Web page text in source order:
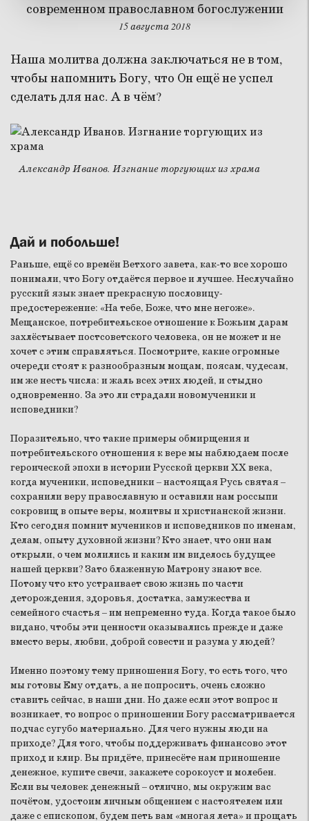
современном православном богослужении
15 августа 2018
Наша молитва должна заключаться не в том,
чтобы напомнить Богу, что Он ещё не успел
сделать для нас. А в чём?
Александр Иванов. Изгнание торгующих из храма
Дай и побольше!
Раньше, ещё со времён Ветхого завета, как-то все хорошо
понимали, что Богу отдаётся первое и лучшее. Неслучайно
русский язык знает прекрасную пословицу-
предостережение: «На тебе, Боже, что мне негоже».
Мещанское, потребительское отношение к Божьим дарам
захлёстывает постсоветского человека, он не может и не
хочет с этим справляться. Посмотрите, какие огромные
очереди стоят к разнообразным мощам, поясам, чудесам,
им же несть числа: и жаль всех этих людей, и стыдно
одновременно. За это ли страдали новомученики и
исповедники?
Поразительно, что такие примеры обмирщения и
потребительского отношения к вере мы наблюдаем после
героической эпохи в истории Русской церкви ХХ века,
когда мученики, исповедники – настоящая Русь святая –
сохранили веру православную и оставили нам россыпи
сокровищ в опыте веры, молитвы и христианской жизни.
Кто сегодня помнит мучеников и исповедников по именам,
делам, опыту духовной жизни? Кто знает, что они нам
открыли, о чем молились и каким им виделось будущее
нашей церкви? Зато блаженную Матрону знают все.
Потому что кто устраивает свою жизнь по части
деторождения, здоровья, достатка, замужества и
семейного счастья – им непременно туда. Когда такое было
видано, чтобы эти ценности оказывались прежде и даже
вместо веры, любви, доброй совести и разума у людей?
Именно поэтому тему приношения Богу, то есть того, что
мы готовы Ему отдать, а не попросить, очень сложно
ставить сейчас, в наши дни. Но даже если этот вопрос и
возникает, то вопрос о приношении Богу рассматривается
подчас сугубо материально. Для чего нужны люди на
приходе? Для того, чтобы поддерживать финансово этот
приход и клир. Вы придёте, принесёте нам приношение
денежное, купите свечи, закажете сорокоуст и молебен.
Если вы человек денежный – отлично, мы окружим вас
почётом, удостоим личным общением с настоятелем или
даже с епископом, будем петь вам «многая лета» и прощать